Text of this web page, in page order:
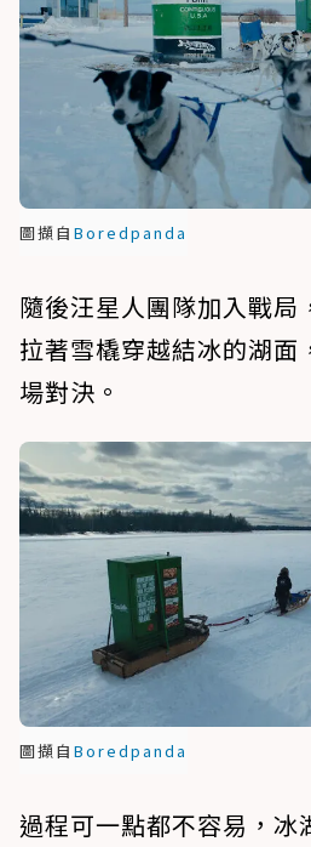
圖擷自 Boredpanda
隨後汪星人團隊加入戰局
拉著雪橇穿越結冰的湖面
場對決。
圖擷自 Boredpanda
過程可一點都不容易，冰